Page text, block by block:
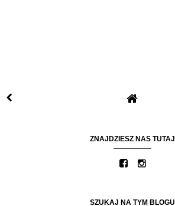
ZNAJDZIESZ NAS TUTAJ
SZUKAJ NA TYM BLOGU